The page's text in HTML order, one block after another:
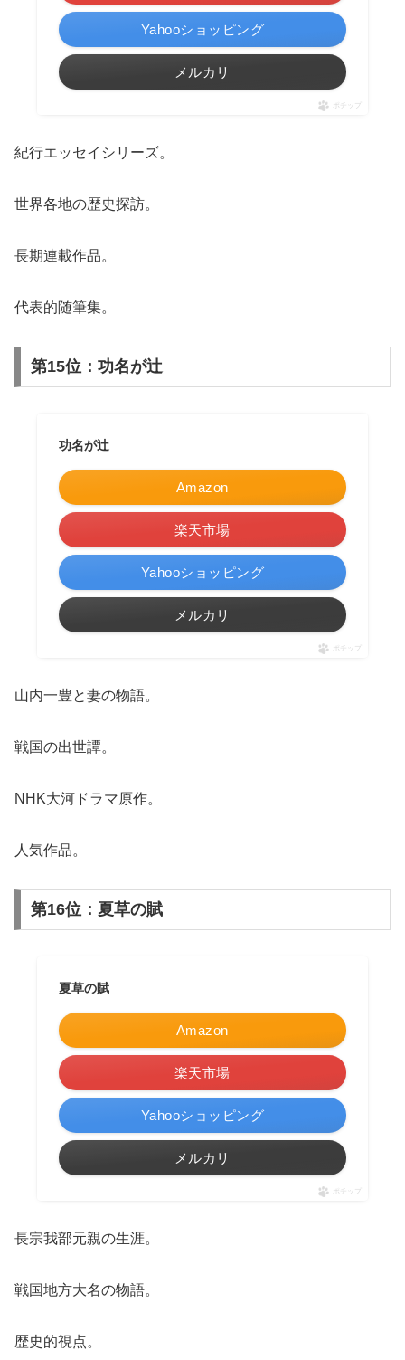
Yahooショッピング
メルカリ
ポチップ
紀行エッセイシリーズ。
世界各地の歴史探訪。
長期連載作品。
代表的随筆集。
第15位：功名が辻
功名が辻
Amazon
楽天市場
Yahooショッピング
メルカリ
ポチップ
山内一豊と妻の物語。
戦国の出世譚。
NHK大河ドラマ原作。
人気作品。
第16位：夏草の賦
夏草の賦
Amazon
楽天市場
Yahooショッピング
メルカリ
ポチップ
長宗我部元親の生涯。
戦国地方大名の物語。
歴史的視点。